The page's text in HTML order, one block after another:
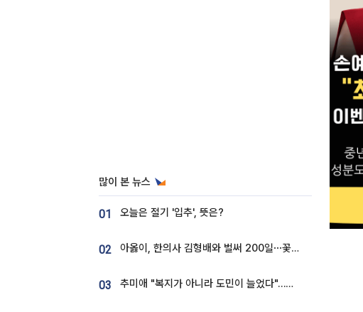
많이 본 뉴스
01 오늘은 절기 '입추', 뜻은?
02 아옳이, 한의사 김형배와 벌써 200일⋯꽃다발 들고 "프러포즈 아냐"
03 추미애 "복지가 아니라 도민이 늘었다"…재정난 책임론 정면돌파